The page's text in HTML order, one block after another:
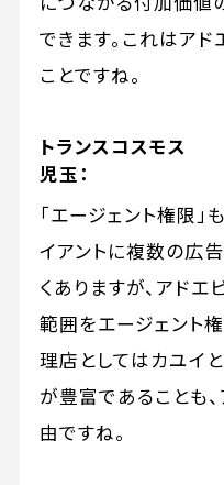
できます。これはア
ことですね。
トランスコスモス
児玉：
「エージェント権限」
イアントに複数の広
くありますが、アド
範囲をエージェント
理店としてはカユイ
が豊富であることも
由ですね。